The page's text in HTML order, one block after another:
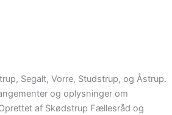
Segalt, Vorre, Studstrup, og Åstrup.
og oplysninger om
af Skødstrup Fællesråd og